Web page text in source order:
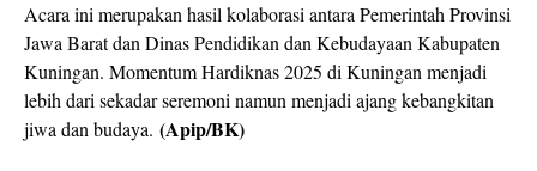
Acara ini merupakan hasil kolaborasi antara Pemerintah Provinsi
Jawa Barat dan Dinas Pendidikan dan Kebudayaan Kabupaten
Kuningan. Momentum Hardiknas 2025 di Kuningan menjadi
lebih dari sekadar seremoni namun menjadi ajang kebangkitan
jiwa dan budaya. (Apip/BK)